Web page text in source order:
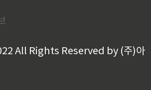
들이 어떻게 철을 만들고 발전
는 근대 산업화 시기에 주도권
경험을 바탕으로 정리해 보
..All Rights Reserved by (주)아